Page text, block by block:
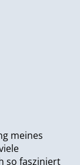
meines
so fasziniert